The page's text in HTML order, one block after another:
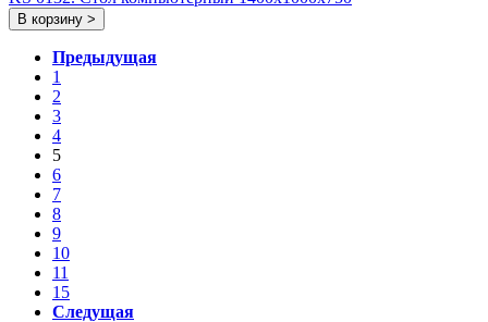
В корзину >
Предыдущая
1
2
3
4
5
6
7
8
9
10
11
15
Следущая